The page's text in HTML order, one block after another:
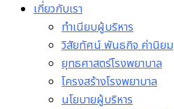
เกี่ยวกับเรา
ทำเนียบผู้บริหาร
วิสัยทัศน์ พันธกิจ ค่านิยม
ยุทธศาสตร์โรงพยาบาล
โครงสร้างโรงพยาบาล
นโยบายผู้บริหาร